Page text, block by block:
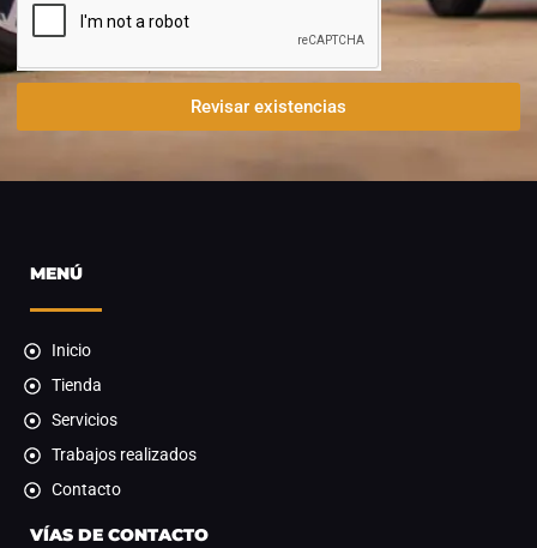
Revisar existencias
MENÚ
Inicio
Tienda
Servicios
Trabajos realizados
Contacto
VÍAS DE CONTACTO